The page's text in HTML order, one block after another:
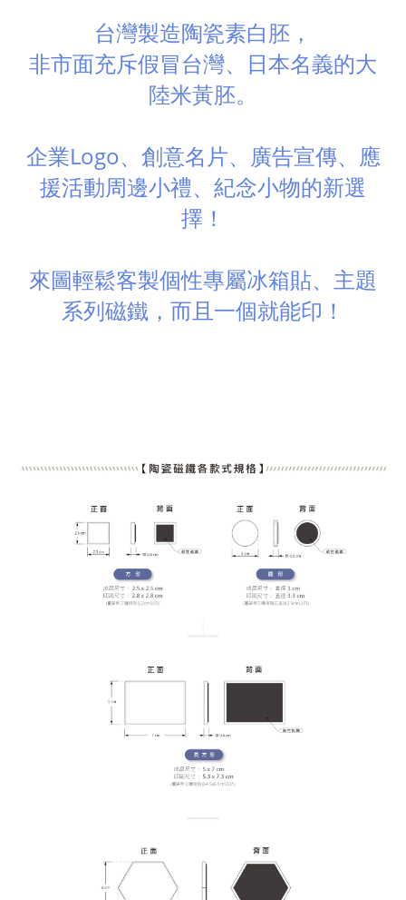
台灣製造陶瓷素白胚，
非市面充斥假冒台灣、日本名義的大
陸米黃胚。
企業Logo、創意名片、廣告宣傳、應
援活動周邊小禮、紀念小物的新選
擇！
來圖輕鬆客製個性專屬冰箱貼、主題
系列磁鐵，而且一個就能印 ！